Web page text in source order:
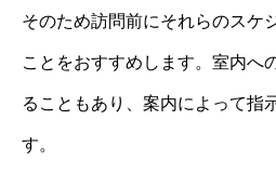
そのため訪問前にそれらのスケ
ことをおすすめします。室内へ
ることもあり、案内によって指
す。